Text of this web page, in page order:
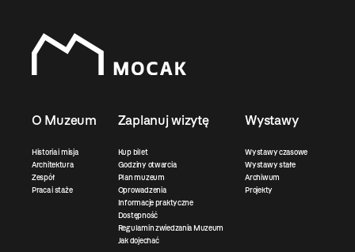
O Muzeum
Historia i misja
Architektura
Zespół
Praca i staże
Zaplanuj wizytę
Kup bilet
Godziny otwarcia
Plan muzeum
Oprowadzenia
Informacje praktyczne
Dostępność
Regulamin zwiedzania Muzeum
Jak dojechać
Wystawy
Wystawy czasowe
Wystawy stałe
Archiwum
Projekty